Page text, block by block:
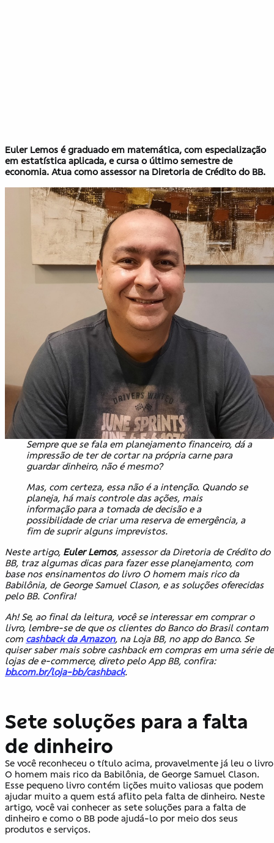
Euler Lemos é graduado em matemática, com especialização
em estatística aplicada, e cursa o último semestre de
economia. Atua como assessor na Diretoria de Crédito do BB.
Sempre que se fala em planejamento financeiro, dá a
impressão de ter de cortar na própria carne para
guardar dinheiro, não é mesmo?
Mas, com certeza, essa não é a intenção. Quando se
planeja, há mais controle das ações, mais
informação para a tomada de decisão e a
possibilidade de criar uma reserva de emergência, a
fim de suprir alguns imprevistos.
Neste artigo, Euler Lemos, assessor da Diretoria de Crédito do
BB, traz algumas dicas para fazer esse planejamento, com
base nos ensinamentos do livro O homem mais rico da
Babilônia, de George Samuel Clason, e as soluções oferecidas
pelo BB. Confira!
Ah! Se, ao final da leitura, você se interessar em comprar o
livro, lembre-se de que os clientes do Banco do Brasil contam
com cashback da Amazon, na Loja BB, no app do Banco. Se
quiser saber mais sobre cashback em compras em uma série de
lojas de e-commerce, direto pelo App BB, confira:
bb.com.br/loja-bb/cashback.
Sete soluções para a falta
de dinheiro
Se você reconheceu o título acima, provavelmente já leu o livro
O homem mais rico da Babilônia, de George Samuel Clason.
Esse pequeno livro contém lições muito valiosas que podem
ajudar muito a quem está aflito pela falta de dinheiro. Neste
artigo, você vai conhecer as sete soluções para a falta de
dinheiro e como o BB pode ajudá-lo por meio dos seus
produtos e serviços.